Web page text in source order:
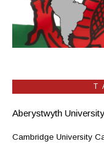
Aberystwyth University
Cambridge University